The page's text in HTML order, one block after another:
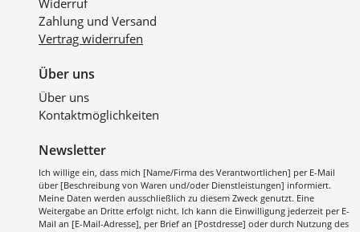
Zahlung und Versand
Vertrag widerrufen
Über uns
Über uns
Kontaktmöglichkeiten
Newsletter
Ich willige ein, dass mich [Name/Firma des Verantwortlichen] per E-Mail
über [Beschreibung von Waren und/oder Dienstleistungen] informiert.
Meine Daten werden ausschließlich zu diesem Zweck genutzt. Eine
Weitergabe an Dritte erfolgt nicht. Ich kann die Einwilligung jederzeit per E-
Mail an [E-Mail-Adresse], per Brief an [Postdresse] oder durch Nutzung des